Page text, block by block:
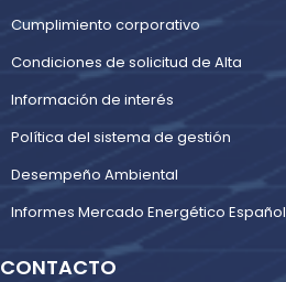
Cumplimiento corporativo
Condiciones de solicitud de Alta
Información de interés
Política del sistema de gestión
Desempeño Ambiental
Informes Mercado Energético Español
CONTACTO